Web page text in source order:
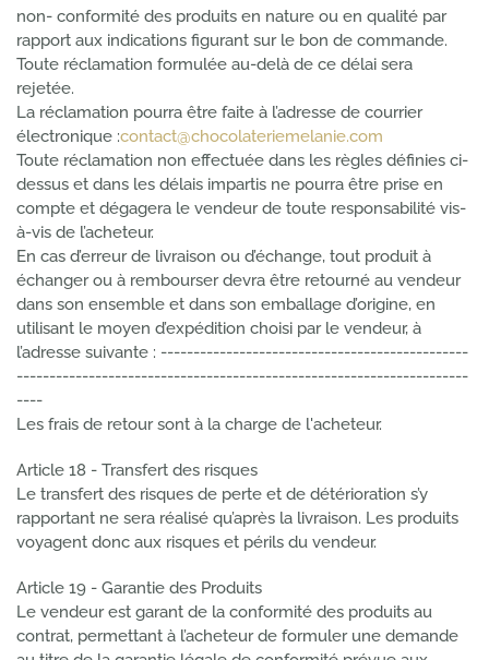
non- conformité des produits en nature ou en qualité par
rapport aux indications figurant sur le bon de commande.
Toute réclamation formulée au-delà de ce délai sera
rejetée.
La réclamation pourra être faite à l’adresse de courrier
électronique :contact@chocolateriemelanie.com
Toute réclamation non effectuée dans les règles définies ci-
dessus et dans les délais impartis ne pourra être prise en
compte et dégagera le vendeur de toute responsabilité vis-
à-vis de l’acheteur.
En cas d’erreur de livraison ou d’échange, tout produit à
échanger ou à rembourser devra être retourné au vendeur
dans son ensemble et dans son emballage d’origine, en
utilisant le moyen d’expédition choisi par le vendeur, à
l’adresse suivante : -----------------------------------------------
---------------------------------------------------------------------
----
Les frais de retour sont à la charge de l'acheteur.
Article 18 - Transfert des risques
Le transfert des risques de perte et de détérioration s’y
rapportant ne sera réalisé qu’après la livraison. Les produits
voyagent donc aux risques et périls du vendeur.
Article 19 - Garantie des Produits
Le vendeur est garant de la conformité des produits au
contrat, permettant à l’acheteur de formuler une demande